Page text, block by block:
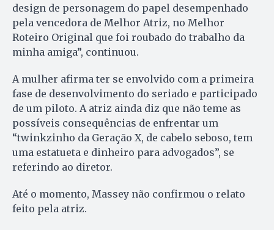
design de personagem do papel desempenhado
pela vencedora de Melhor Atriz, no Melhor
Roteiro Original que foi roubado do trabalho da
minha amiga”, continuou.
A mulher afirma ter se envolvido com a primeira
fase de desenvolvimento do seriado e participado
de um piloto. A atriz ainda diz que não teme as
possíveis consequências de enfrentar um
“twinkzinho da Geração X, de cabelo seboso, tem
uma estatueta e dinheiro para advogados”, se
referindo ao diretor.
Até o momento, Massey não confirmou o relato
feito pela atriz.